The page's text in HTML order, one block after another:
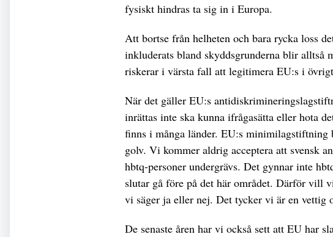
fysiskt hindras ta sig in i Europa.
Att bortse från helheten och bara rycka loss
inkluderats bland skyddsgrunderna blir alltså
riskerar i värsta fall att legitimera EU:s i
När det gäller EU:s
inrättas inte ska kunna ifrågasätta eller hota
finns i många länder. EU:s
golv. Vi kommer aldrig acceptera att svensk
hbtq-personer undergrävs. Det gynnar inte
slutar gå före på det här området. Därför vill
vi säger ja eller nej. Det tycker vi är en vettig
De senaste åren har vi också sett att EU har